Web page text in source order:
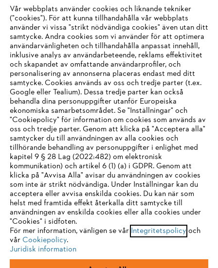
Företaget
STIHL FAQ
Service
Allmänna villkor och bestämmelser
Integritetspolicy
Juridisk information
IHR BROWSER WIRD NICHT
UNTERSTÜTZT
Sie nutzen einen Browser, den wir noch nicht unterstützen. Für
eine optimale Nutzung unserer Seite empfehlen wir Ihnen, zu
einem der folgenden Browser zu wechseln:
Firefox Chrome
Vår webbplats använder cookies och liknande tekniker
("cookies"). För att kunna tillhandahålla vår webbplats
använder vi vissa "strikt nödvändiga cookies" även utan ditt
samtycke. Andra cookies som vi använder för att optimera
användarvänligheten och tillhandahålla anpassat innehåll,
inklusive analys av användarbeteende, reklams effektivitet
och skapandet av omfattande användarprofiler, och
personalisering av annonserna placeras endast med ditt
samtycke. Cookies används av oss och tredje parter (t.ex.
Google eller Tealium). Dessa tredje parter kan också
behandla dina personuppgifter utanför Europeiska
ekonomiska samarbetsområdet. Se "Inställningar" och
"Cookiepolicy" för information om cookies som används av
oss och tredje parter. Genom att klicka på "Acceptera alla"
samtycker du till användningen av alla cookies och
tillhörande behandling av personuppgifter i enlighet med
kapitel 9 § 28 Lag (2022:482) om elektronisk
kommunikation) och artikel 6 (1) (a) i GDPR. Genom att
klicka på "Avvisa Alla" avisar du användningen av cookies
som inte är strikt nödvändiga. Under Inställningar kan du
acceptera eller avvisa enskilda cookies. Du kan när som
helst med framtida effekt återkalla ditt samtycke till
användningen av enskilda cookies eller alla cookies under
"Cookies" i sidfoten.
För mer information, vänligen se vår Integritetspolicy och
vår Cookiepolicy.
Juridisk information